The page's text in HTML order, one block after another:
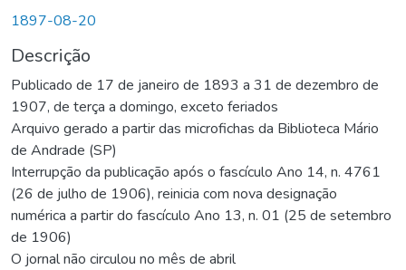
1897-08-20
Descrição
Publicado de 17 de janeiro de 1893 a 31 de dezembro de
1907, de terça a domingo, exceto feriados
Arquivo gerado a partir das microfichas da Biblioteca Mário
de Andrade (SP)
Interrupção da publicação após o fascículo Ano 14, n. 4761
(26 de julho de 1906), reinicia com nova designação
numérica a partir do fascículo Ano 13, n. 01 (25 de setembro
de 1906)
O jornal não circulou no mês de abril